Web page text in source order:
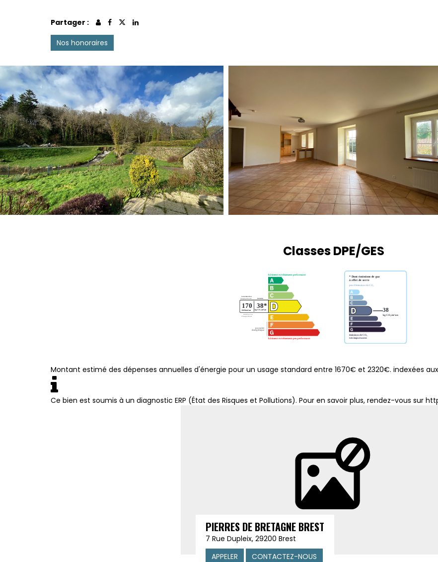
Partager :
Nos honoraires
Classes DPE/GES
Montant estimé des dépenses annuelles d'énergie pour un usage standard entre 1670€ et 2320€. indexées
Ce bien est soumis à un diagnostic ERP (État des Risques et Pollutions). Pour en savoir plus, rendez-vous sur
PIERRES DE BRETAGNE BREST
7 Rue Dupleix, 29200 Brest
APPELER
CONTACTEZ-NOUS